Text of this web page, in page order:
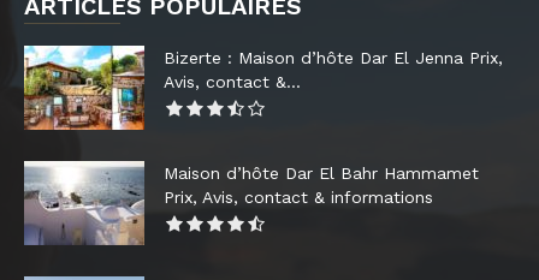
ARTICLES POPULAIRES
Bizerte : Maison d’hôte Dar El Jenna Prix,
Avis, contact &...
Maison d’hôte Dar El Bahr Hammamet
Prix, Avis, contact & informations